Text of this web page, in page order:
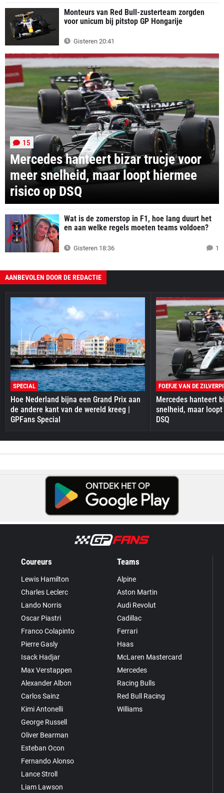
Monteurs van Red Bull-zusterteam zorgden
voor unicum bij pitstop GP Hongarije
Gisteren 20:41
Mercedes hanteert bizar trucje voor
meer snelheid, maar loopt hiermee
risico op DSQ
15
Wat is de zomerstop in F1, hoe lang duurt het
en aan welke regels moeten teams voldoen?
Gisteren 18:36 1
AANBEVOLEN DOOR DE REDACTIE
SPECIAL
Hoe Nederland bijna een Grand Prix aan
de andere kant van de wereld kreeg |
GPFans Special
FOEFJE VAN DE
Mercedes hanteert
snelheid, maar
DSQ
Coureurs
Lewis Hamilton
Charles Leclerc
Lando Norris
Oscar Piastri
Franco Colapinto
Pierre Gasly
Isack Hadjar
Max Verstappen
Alexander Albon
Carlos Sainz
Kimi Antonelli
George Russell
Oliver Bearman
Esteban Ocon
Fernando Alonso
Lance Stroll
Liam Lawson
Teams
Alpine
Aston Martin
Audi Revolut
Cadillac
Ferrari
Haas
McLaren Mastercard
Mercedes
Racing Bulls
Red Bull Racing
Williams